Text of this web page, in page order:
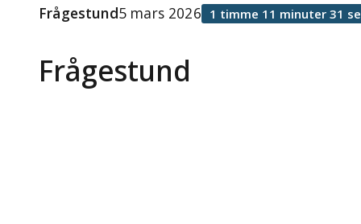
Frågestund
Frågestund5 mars 2026 1 timme 11 minuter 31